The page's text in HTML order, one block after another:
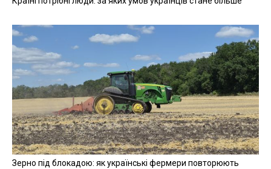
Зерно під блокадою: як українські фермери повторюють